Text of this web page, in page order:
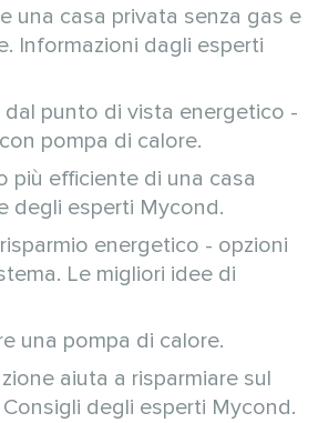
una casa privata senza gas e
Informazioni dagli esperti
dal punto di vista energetico -
pompa di calore.
più efficiente di una casa
degli esperti Mycond.
energetico - opzioni
Le migliori idee di
una pompa di calore.
aiuta a risparmiare sul
degli esperti Mycond.